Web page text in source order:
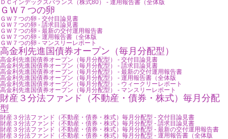
ＤＣインデックスバランス（株式80） - 運用報告書（全体版
ＧＷ７つの卵
ＧＷ７つの卵 - 交付目論見書
ＧＷ７つの卵 - 請求目論見書
ＧＷ７つの卵 - 最新の交付運用報告書
ＧＷ７つの卵 - 運用報告書（全体版
ＧＷ７つの卵 - マンスリーレポート
高金利先進国債券オープン（毎月分配型）
高金利先進国債券オープン（毎月分配型） - 交付目論見書
高金利先進国債券オープン（毎月分配型） - 請求目論見書
高金利先進国債券オープン（毎月分配型） - 最新の交付運用報告書
高金利先進国債券オープン（毎月分配型） - 運用報告書（全体版
高金利先進国債券オープン（毎月分配型） - ウィークリーレポート
高金利先進国債券オープン（毎月分配型） - マンスリーレポート
財産３分法ファンド（不動産・債券・株式）毎月分配
型
財産３分法ファンド（不動産・債券・株式）毎月分配型 - 交付目論見書
財産３分法ファンド（不動産・債券・株式）毎月分配型 - 請求目論見書
財産３分法ファンド（不動産・債券・株式）毎月分配型 - 最新の交付運用報告書
財産３分法ファンド（不動産・債券・株式）毎月分配型 - 運用報告書（全体版